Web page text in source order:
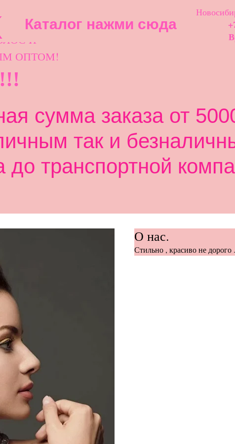
И
ОПТОМ!
сумма заказа от
так и
до транспортной
Каталог нажми сюда +
О нас.
Стильно , красиво не дорого